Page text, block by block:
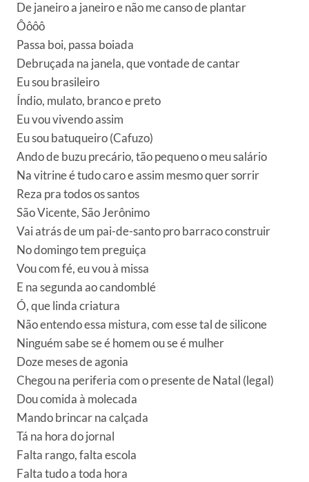
De janeiro a janeiro e não me canso de plantar
Ôôôô
Passa boi, passa boiada
Debruçada na janela, que vontade de cantar
Eu sou brasileiro
Índio, mulato, branco e preto
Eu vou vivendo assim
Eu sou batuqueiro (Cafuzo)
Ando de buzu precário, tão pequeno o meu salário
Na vitrine é tudo caro e assim mesmo quer sorrir
Reza pra todos os santos
São Vicente, São Jerônimo
Vai atrás de um pai-de-santo pro barraco construir
No domingo tem preguiça
Vou com fé, eu vou à missa
E na segunda ao candomblé
Ó, que linda criatura
Não entendo essa mistura, com esse tal de silicone
Ninguém sabe se é homem ou se é mulher
Doze meses de agonia
Chegou na periferia com o presente de Natal (legal)
Dou comida à molecada
Mando brincar na calçada
Tá na hora do jornal
Falta rango, falta escola
Falta tudo a toda hora